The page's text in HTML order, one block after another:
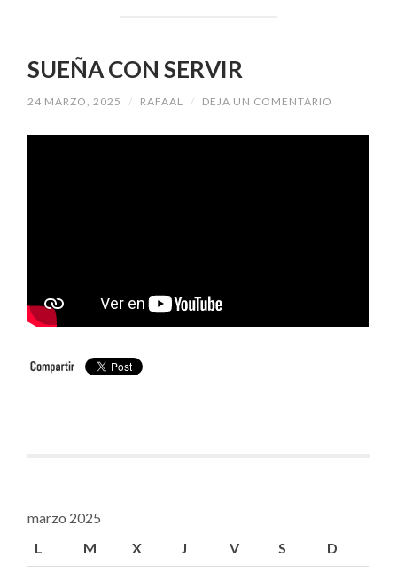
SUEÑA CON SERVIR
24 MARZO, 2025 / RAFAAL / DEJA UN COMENTARIO
marzo 2025
L
M X J V S D